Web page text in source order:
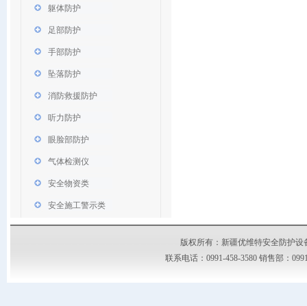
躯体防护
足部防护
手部防护
坠落防护
消防救援防护
听力防护
眼脸部防护
气体检测仪
安全物资类
安全施工警示类
版权所有：新疆优维特安全防护设
联系电话：0991-458-3580 销售部：